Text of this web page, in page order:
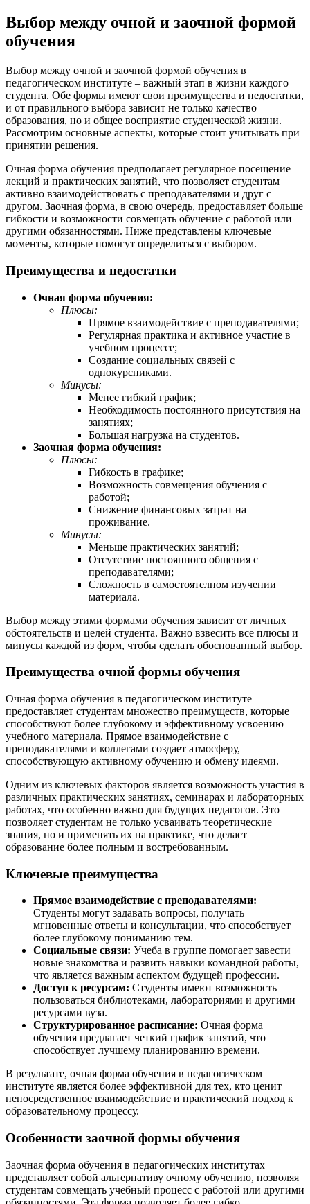
Выбор между очной и заочной формой
обучения
Выбор между очной и заочной формой обучения в
педагогическом институте – важный этап в жизни каждого
студента. Обе формы имеют свои преимущества и недостатки,
и от правильного выбора зависит не только качество
образования, но и общее восприятие студенческой жизни.
Рассмотрим основные аспекты, которые стоит учитывать при
принятии решения.
Очная форма обучения предполагает регулярное посещение
лекций и практических занятий, что позволяет студентам
активно взаимодействовать с преподавателями и друг с
другом. Заочная форма, в свою очередь, предоставляет больше
гибкости и возможности совмещать обучение с работой или
другими обязанностями. Ниже представлены ключевые
моменты, которые помогут определиться с выбором.
Преимущества и недостатки
Очная форма обучения:
Плюсы:
Прямое взаимодействие с преподавателями;
Регулярная практика и активное участие в
учебном процессе;
Создание социальных связей с
однокурсниками.
Минусы:
Менее гибкий график;
Необходимость постоянного присутствия на
занятиях;
Большая нагрузка на студентов.
Заочная форма обучения:
Плюсы:
Гибкость в графике;
Возможность совмещения обучения с
работой;
Снижение финансовых затрат на
проживание.
Минусы:
Меньше практических занятий;
Отсутствие постоянного общения с
преподавателями;
Сложность в самостоятелном изучении
материала.
Выбор между этими формами обучения зависит от личных
обстоятельств и целей студента. Важно взвесить все плюсы и
минусы каждой из форм, чтобы сделать обоснованный выбор.
Преимущества очной формы обучения
Очная форма обучения в педагогическом институте
предоставляет студентам множество преимуществ, которые
способствуют более глубокому и эффективному усвоению
учебного материала. Прямое взаимодействие с
преподавателями и коллегами создает атмосферу,
способствующую активному обучению и обмену идеями.
Одним из ключевых факторов является возможность участия в
различных практических занятиях, семинарах и лабораторных
работах, что особенно важно для будущих педагогов. Это
позволяет студентам не только усваивать теоретические
знания, но и применять их на практике, что делает
образование более полным и востребованным.
Ключевые преимущества
Прямое взаимодействие с преподавателями:
Студенты могут задавать вопросы, получать
мгновенные ответы и консультации, что способствует
более глубокому пониманию тем.
Социальные связи: Учеба в группе помогает завести
новые знакомства и развить навыки командной работы,
что является важным аспектом будущей профессии.
Доступ к ресурсам: Студенты имеют возможность
пользоваться библиотеками, лабораториями и другими
ресурсами вуза.
Структурированное расписание: Очная форма
обучения предлагает четкий график занятий, что
способствует лучшему планированию времени.
В результате, очная форма обучения в педагогическом
институте является более эффективной для тех, кто ценит
непосредственное взаимодействие и практический подход к
образовательному процессу.
Особенности заочной формы обучения
Заочная форма обучения в педагогических институтах
представляет собой альтернативу очному обучению, позволяя
студентам совмещать учебный процесс с работой или другими